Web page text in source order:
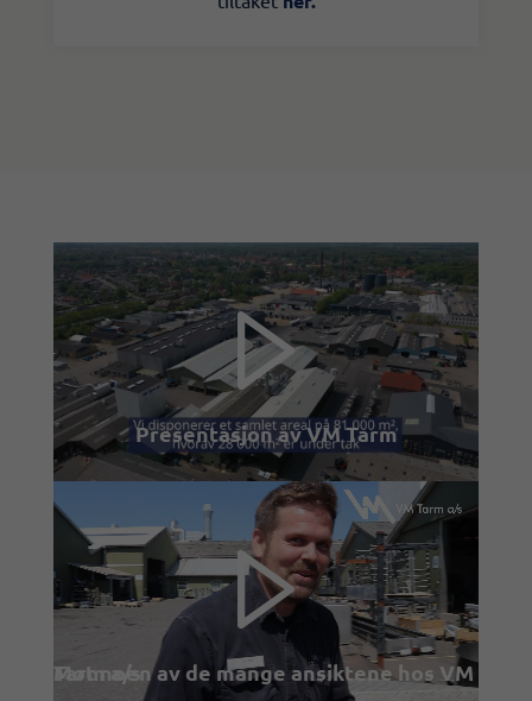
Presentasjon av VM Tarm
Møt noen av de mange ansiktene hos VM Tarm a/s